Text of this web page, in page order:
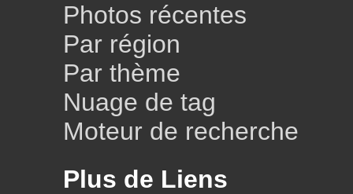
Photos récentes
Par région
Par thème
Nuage de tag
Moteur de recherche
Plus de Liens